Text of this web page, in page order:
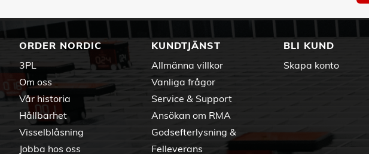
ORDER NORDIC
3PL
Om oss
Vår historia
Hållbarhet
Visselblåsning
Jobba hos oss
KUNDTJÄNST
Allmänna villkor
Vanliga frågor
Service & Support
Ansökan om RMA
Godsefterlysning &
Felleverans
BLI KUND
Skapa konto